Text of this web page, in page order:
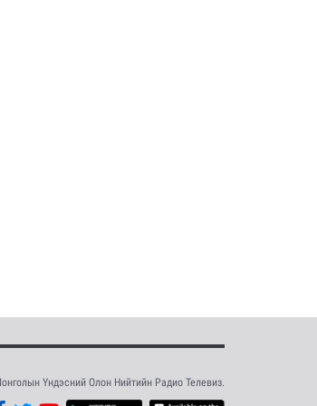
Үндэсний Олон Нийтийн Радио Телевиз.